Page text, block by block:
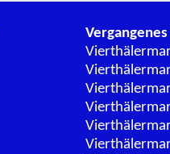
Vergangenes